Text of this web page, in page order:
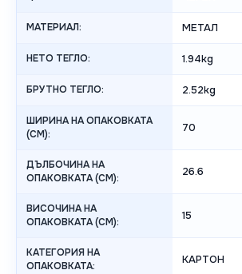
МАТЕРИАЛ: МЕТАЛ
НЕТО ТЕГЛО: 1.94kg
БРУТНО ТЕГЛО: 2.52kg
ШИРИНА НА ОПАКОВКАТА
(CM):
70
ДЪЛБОЧИНА НА
ОПАКОВКАТА (CM):
26.6
ВИСОЧИНА НА
ОПАКОВКАТА (СМ):
15
КАТЕГОРИЯ НА
ОПАКОВКАТА:
КАРТОН